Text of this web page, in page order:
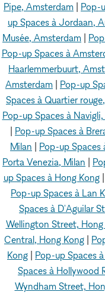
Pipe, Amsterdam
Pop-
up Spaces à Jordaan,
Musée, Amsterdam
Pop-up Spaces à
Haarlemmerbuurt,
Amsterdam
Pop-up
Spaces à Quartier
Pop-up Spaces à
Pop-up Spaces à
Milan
Pop-up Spaces
Porta Venezia, Milan
up Spaces à Hong Kong|
Pop-up Spaces à Lan
Spaces à D'Aguilar
Wellington Street, Hong
Central, Hong Kong
Kong
Pop-up Spaces
Spaces à Hollywood
Wyndham Street,